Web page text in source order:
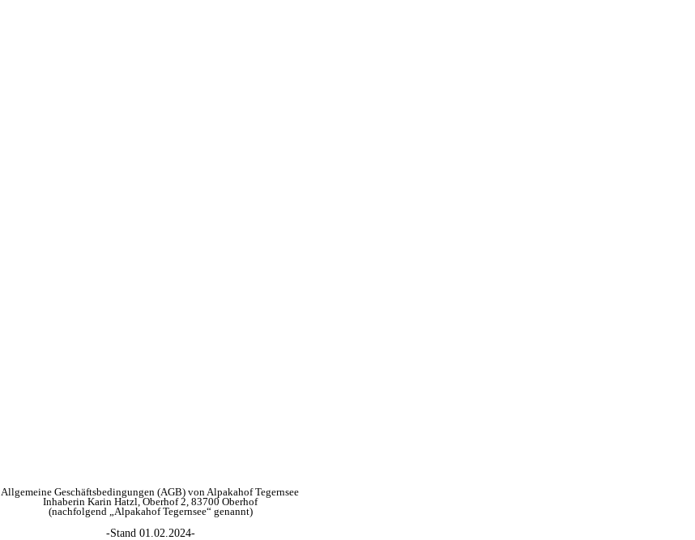
Allgemeine Geschäftsbedingungen (AGB) von Alpakahof Tegernsee
Inhaberin Karin Hatzl, Oberhof 2, 83700 Oberhof
(nachfolgend „Alpakahof Tegernsee“ genannt)
-Stand 01.02.2024-